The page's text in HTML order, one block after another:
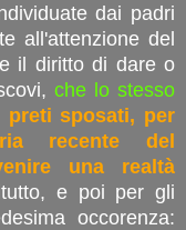
dai padri
all'attenzione del
il diritto di dare o
che lo stesso
preti sposati, per
recente del
una realtà
e poi per gli
occorenza: